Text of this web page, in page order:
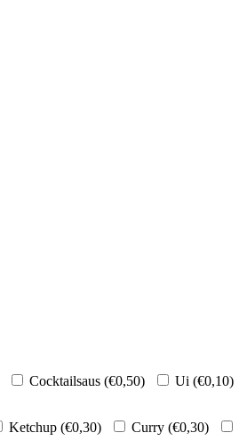
Cocktailsaus (€0,50) Ui (€0,10)
Ketchup (€0,30) Curry (€0,30)